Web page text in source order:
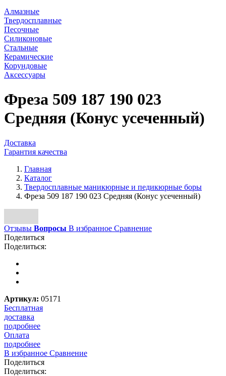
Алмазные
Твердосплавные
Песочные
Силиконовые
Стальные
Керамические
Корундовые
Аксессуары
Фреза 509 187 190 023
Средняя (Конус усеченный)
Доставка
Гарантия качества
Главная
Каталог
Твердосплавные маникюрные и педикюрные боры
Фреза 509 187 190 023 Средняя (Конус усеченный)
Отзывы Вопросы В избранное Сравнение
Поделиться
Поделиться:
Артикул: 05171
Бесплатная
доставка
подробнее
Оплата
подробнее
В избранное Сравнение
Поделиться
Поделиться: